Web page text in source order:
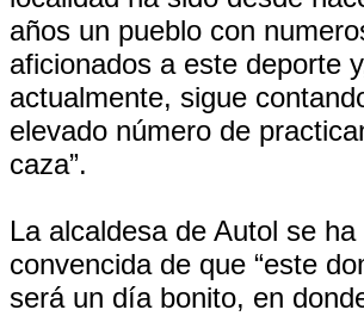
años un pueblo con
aficionados a este deporte
actualmente, sigue
elevado número de
caza”.
La alcaldesa de Autol se
convencida de que “este
será un día bonito, en